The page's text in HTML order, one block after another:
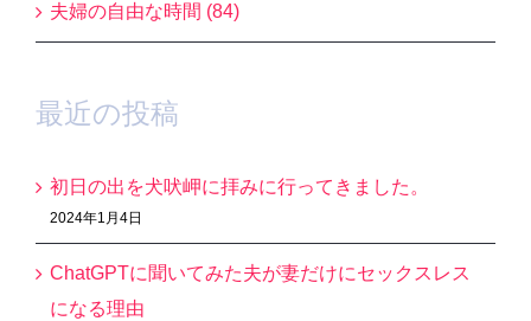
夫婦の自由な時間 (84)
最近の投稿
初日の出を犬吠岬に拝みに行ってきました。
2024年1月4日
ChatGPTに聞いてみた夫が妻だけにセックスレス
になる理由